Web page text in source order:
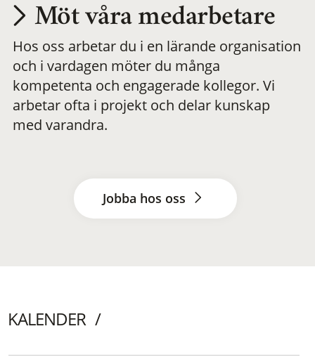
Möt våra medarbetare
Hos oss arbetar du i en lärande organisation
och i vardagen möter du många
kompetenta och engagerade kollegor. Vi
arbetar ofta i projekt och delar kunskap
med varandra.
Jobba hos oss
KALENDER